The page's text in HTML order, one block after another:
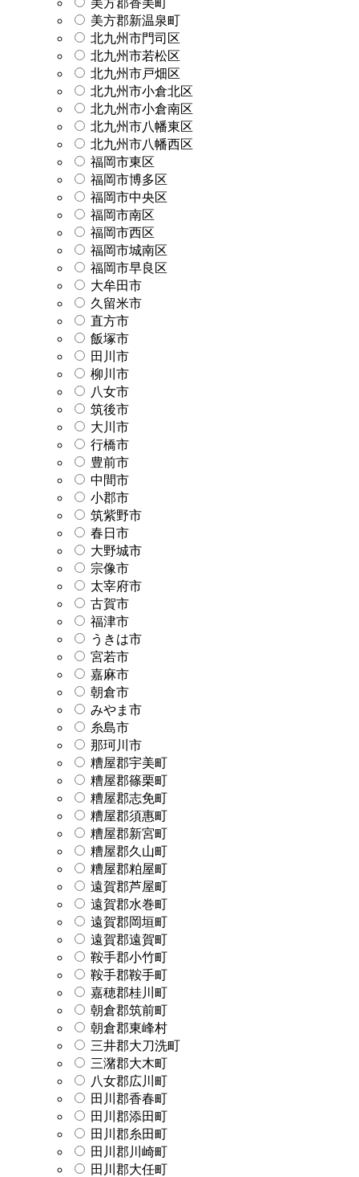
美方郡新温泉町
北九州市門司区
北九州市若松区
北九州市戸畑区
北九州市小倉北区
北九州市小倉南区
北九州市八幡東区
北九州市八幡西区
福岡市東区
福岡市博多区
福岡市中央区
福岡市南区
福岡市西区
福岡市城南区
福岡市早良区
大牟田市
久留米市
直方市
飯塚市
田川市
柳川市
八女市
筑後市
大川市
行橋市
豊前市
中間市
小郡市
筑紫野市
春日市
大野城市
宗像市
太宰府市
古賀市
福津市
うきは市
宮若市
嘉麻市
朝倉市
みやま市
糸島市
那珂川市
糟屋郡宇美町
糟屋郡篠栗町
糟屋郡志免町
糟屋郡須惠町
糟屋郡新宮町
糟屋郡久山町
糟屋郡粕屋町
遠賀郡芦屋町
遠賀郡水巻町
遠賀郡岡垣町
遠賀郡遠賀町
鞍手郡小竹町
鞍手郡鞍手町
嘉穂郡桂川町
朝倉郡筑前町
朝倉郡東峰村
三井郡大刀洗町
三潴郡大木町
八女郡広川町
田川郡香春町
田川郡添田町
田川郡糸田町
田川郡川崎町
田川郡大任町